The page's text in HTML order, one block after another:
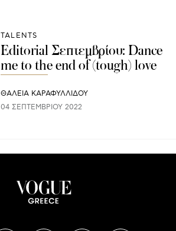
TALENTS
Editorial Σεπτεμβρίου: Dance
me to the end of (tough) love
ΘΑΛΕΙΑ ΚΑΡΑΦΥΛΛΙΔΟΥ
04 ΣΕΠΤΕΜΒΡΊΟΥ 2022